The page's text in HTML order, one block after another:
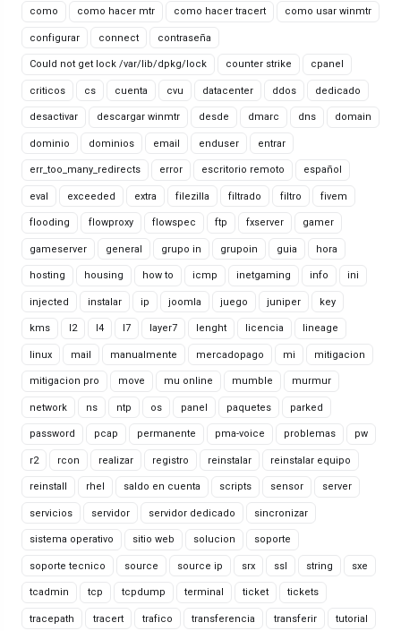
como como hacer mtr como hacer tracert como usar winmtr
configurar connect contraseña
Could not get lock /var/lib/dpkg/lock counter strike cpanel
criticos cs cuenta cvu datacenter ddos dedicado
desactivar descargar winmtr desde dmarc dns domain
dominio dominios email enduser entrar
err_too_many_redirects error escritorio remoto español
eval exceeded extra filezilla filtrado filtro fivem
flooding flowproxy flowspec ftp fxserver gamer
gameserver general grupo in grupoin guia hora
hosting housing how to icmp inetgaming info ini
injected instalar ip joomla juego juniper key
kms l2 l4 l7 layer7 lenght licencia lineage
linux mail manualmente mercadopago mi mitigacion
mitigacion pro move mu online mumble murmur
network ns ntp os panel paquetes parked
password pcap permanente pma-voice problemas pw
r2 rcon realizar registro reinstalar reinstalar equipo
reinstall rhel saldo en cuenta scripts sensor server
servicios servidor servidor dedicado sincronizar
sistema operativo sitio web solucion soporte
soporte tecnico source source ip srx ssl string sxe
tcadmin tcp tcpdump terminal ticket tickets
tracepath tracert trafico transferencia transferir tutorial